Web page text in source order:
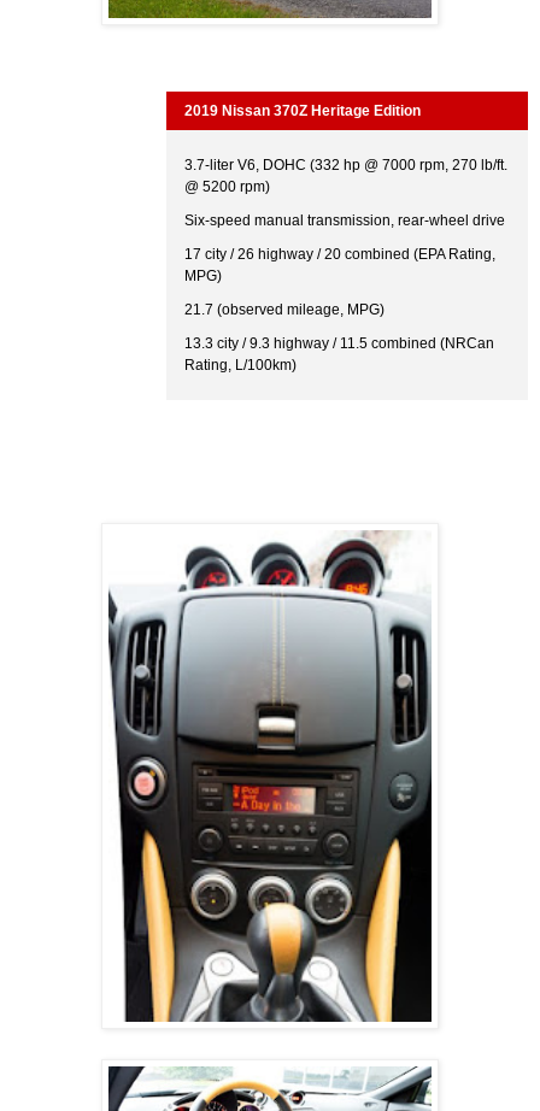
2019 Nissan 370Z Heritage Edition
3.7-liter V6, DOHC (332 hp @ 7000 rpm, 270 lb/ft.
@ 5200 rpm)
Six-speed manual transmission, rear-wheel drive
17 city / 26 highway / 20 combined (EPA Rating,
MPG)
21.7 (observed mileage, MPG)
13.3 city / 9.3 highway / 11.5 combined (NRCan
Rating, L/100km)